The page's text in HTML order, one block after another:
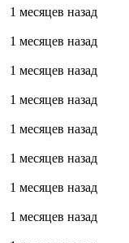
1 месяцев назад
1 месяцев назад
1 месяцев назад
1 месяцев назад
1 месяцев назад
1 месяцев назад
1 месяцев назад
1 месяцев назад